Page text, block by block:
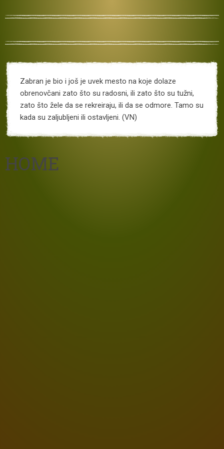
Zabran je bio i još je uvek mesto na koje dolaze
obrenovčani zato što su radosni, ili zato što su tužni,
zato što žele da se rekreiraju, ili da se odmore. Tamo su
kada su zaljubljeni ili ostavljeni. (VN)
HOME